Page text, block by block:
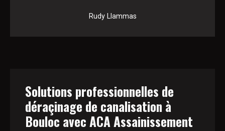
Rudy Llammas
Solutions professionnelles de
déraçinage de canalisation à
Bouloc avec ACA Assainissement